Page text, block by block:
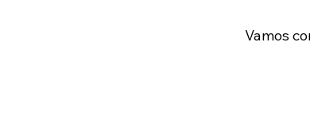
Vamos